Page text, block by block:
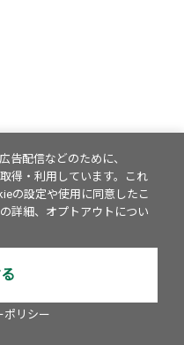
告配信などのために、
得・利用しています。これ
の設定や使用に同意したこ
詳細、オプトアウトについ
ポリシー